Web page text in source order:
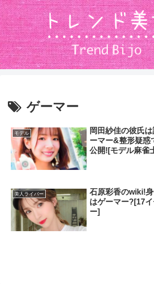
ゲーマー
モデル
岡田紗佳の彼氏
ーマー&整形疑惑
公開![モデル麻雀
美人ライバー
石原彩香のwiki!
はゲーマー?[17
ー]